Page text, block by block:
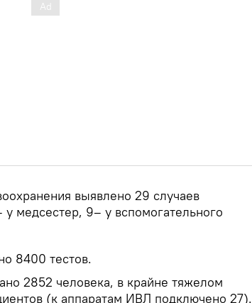
выявлено 29 случаев
медсестер, 9– у вспомогательного
8400 тестов.
2852 человека, в крайне тяжелом
(к аппаратам ИВЛ подключено 27).